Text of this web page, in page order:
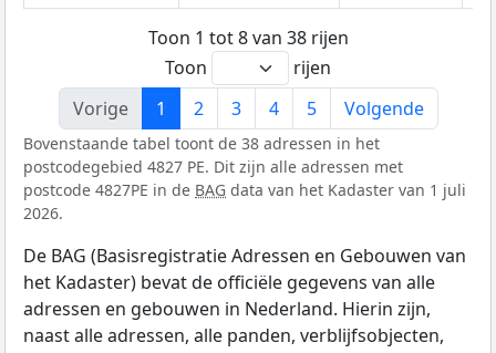
Toon 1 tot 8 van 38 rijen
Toon
rijen
Vorige
1 2 3 4 5 Volgende
Bovenstaande tabel toont de 38 adressen in het
postcodegebied 4827 PE. Dit zijn alle adressen met
postcode 4827PE in de BAG data van het Kadaster van 1 juli
2026.
De BAG (Basisregistratie Adressen en Gebouwen van
het Kadaster) bevat de officiële gegevens van alle
adressen en gebouwen in Nederland. Hierin zijn,
naast alle adressen, alle panden, verblijfsobjecten,